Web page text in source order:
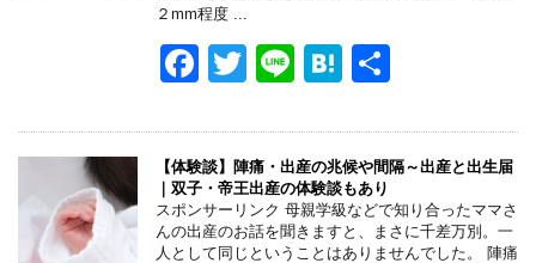
o
k
２mm程度 ...
F
c
e
b
T
tt
er
Li
e
H
e
n
a
【体験談】陣痛・出産の兆候や間隔～出産と出生届
｜双子・帝王出産の体験談もあり
スポンサーリンク 母親学級などで知り合ったママさ
んの出産のお話を聞きますと、まさに千差万別。一
人として同じということはありませんでした。 陣痛